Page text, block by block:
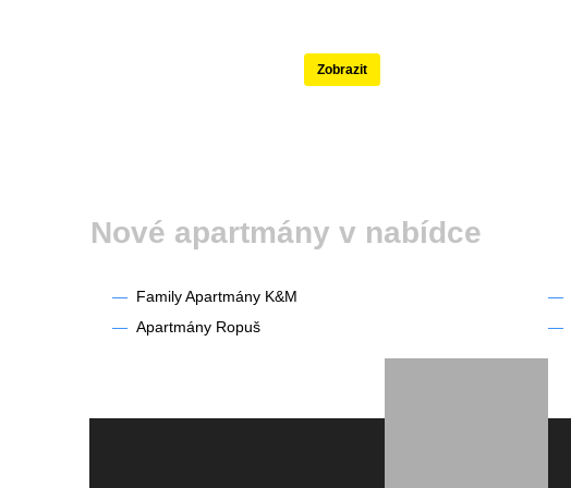
Zobrazit
Nové apartmány v nabídce
— Family Apartmány K&M
— Apartmány Ropuš
—
—